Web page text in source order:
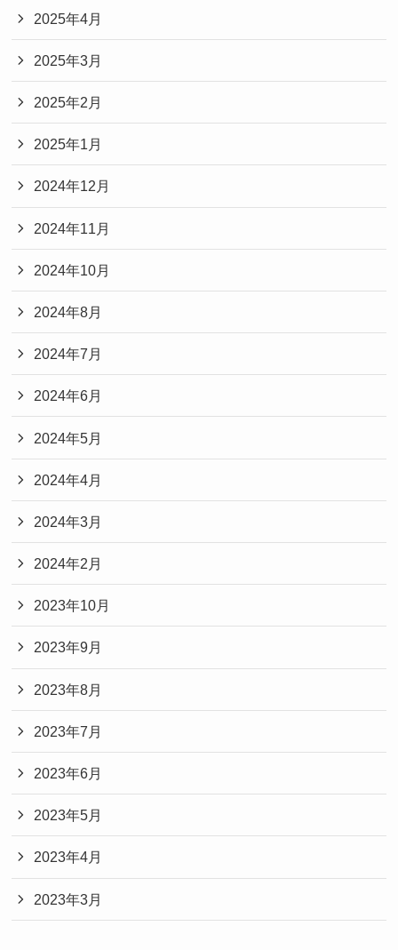
2025年4月
2025年3月
2025年2月
2025年1月
2024年12月
2024年11月
2024年10月
2024年8月
2024年7月
2024年6月
2024年5月
2024年4月
2024年3月
2024年2月
2023年10月
2023年9月
2023年8月
2023年7月
2023年6月
2023年5月
2023年4月
2023年3月